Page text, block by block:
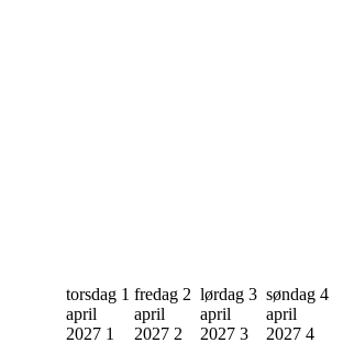
torsdag 1
april
2027 1
fredag 2
april
2027 2
lørdag 3
april
2027 3
søndag 4
april
2027 4